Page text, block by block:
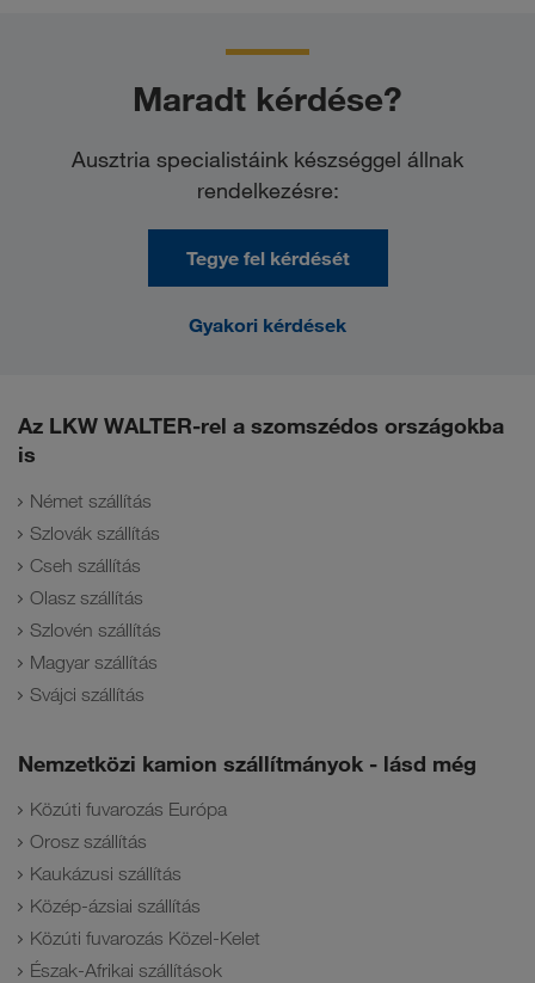
Maradt kérdése?
Ausztria specialistáink készséggel állnak
rendelkezésre:
Tegye fel kérdését
Gyakori kérdések
Az LKW WALTER-rel a szomszédos országokba
is
Német szállítás
Szlovák szállítás
Cseh szállítás
Olasz szállítás
Szlovén szállítás
Magyar szállítás
Svájci szállítás
Nemzetközi kamion szállítmányok - lásd még
Közúti fuvarozás Európa
Orosz szállítás
Kaukázusi szállítás
Közép-ázsiai szállítás
Közúti fuvarozás Közel-Kelet
Észak-Afrikai szállítások